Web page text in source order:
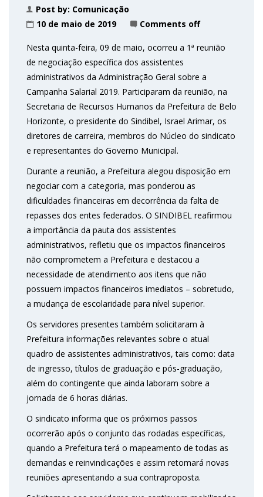
Post by: Comunicação
10 de maio de 2019
Comments off
Nesta quinta-feira, 09 de maio, ocorreu a 1ª reunião
de negociação específica dos assistentes
administrativos da Administração Geral sobre a
Campanha Salarial 2019. Participaram da reunião, na
Secretaria de Recursos Humanos da Prefeitura de Belo
Horizonte, o presidente do Sindibel, Israel Arimar, os
diretores de carreira, membros do Núcleo do sindicato
e representantes do Governo Municipal.
Durante a reunião, a Prefeitura alegou disposição em
negociar com a categoria, mas ponderou as
dificuldades financeiras em decorrência da falta de
repasses dos entes federados. O SINDIBEL reafirmou
a importância da pauta dos assistentes
administrativos, refletiu que os impactos financeiros
não comprometem a Prefeitura e destacou a
necessidade de atendimento aos itens que não
possuem impactos financeiros imediatos – sobretudo,
a mudança de escolaridade para nível superior.
Os servidores presentes também solicitaram à
Prefeitura informações relevantes sobre o atual
quadro de assistentes administrativos, tais como: data
de ingresso, títulos de graduação e pós-graduação,
além do contingente que ainda laboram sobre a
jornada de 6 horas diárias.
O sindicato informa que os próximos passos
ocorrerão após o conjunto das rodadas específicas,
quando a Prefeitura terá o mapeamento de todas as
demandas e reinvindicações e assim retomará novas
reuniões apresentando a sua contraproposta.